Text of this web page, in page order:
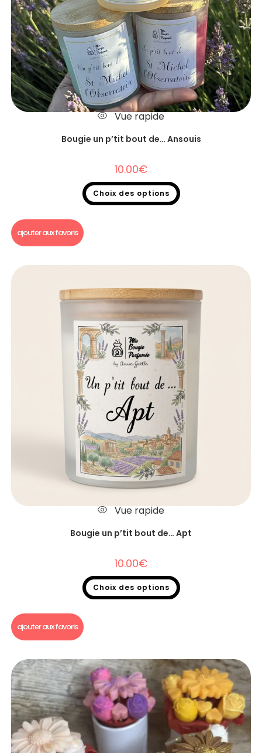
Vue rapide
Bougie un p’tit bout de… Ansouis
10.00€
Choix des options
ajouter aux favoris
Vue rapide
Bougie un p’tit bout de… Apt
10.00€
Choix des options
ajouter aux favoris